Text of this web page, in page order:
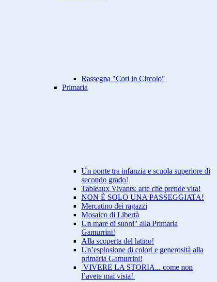
Rassegna "Cori in Circolo"
Primaria
Un ponte tra infanzia e scuola superiore di
secondo grado!
Tableaux Vivants: arte che prende vita!
NON È SOLO UNA PASSEGGIATA!
Mercatino dei ragazzi
Mosaico di Libertà
Un mare di suoni" alla Primaria
Gamurrini!
Alla scoperta del latino!
Un’esplosione di colori e generosità alla
primaria Gamurrini!
VIVERE LA STORIA... come non
l’avete mai vista!